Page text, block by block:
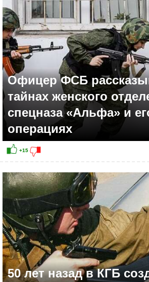
+11
Офицер ФСБ
тайнах женского
спецназа «Альфа» и
операциях
50 лет назад в КГБ